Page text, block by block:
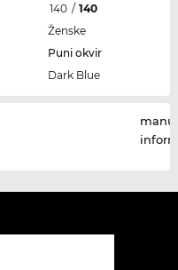
140 / 140
Ženske
Puni okvir
Dark Blue